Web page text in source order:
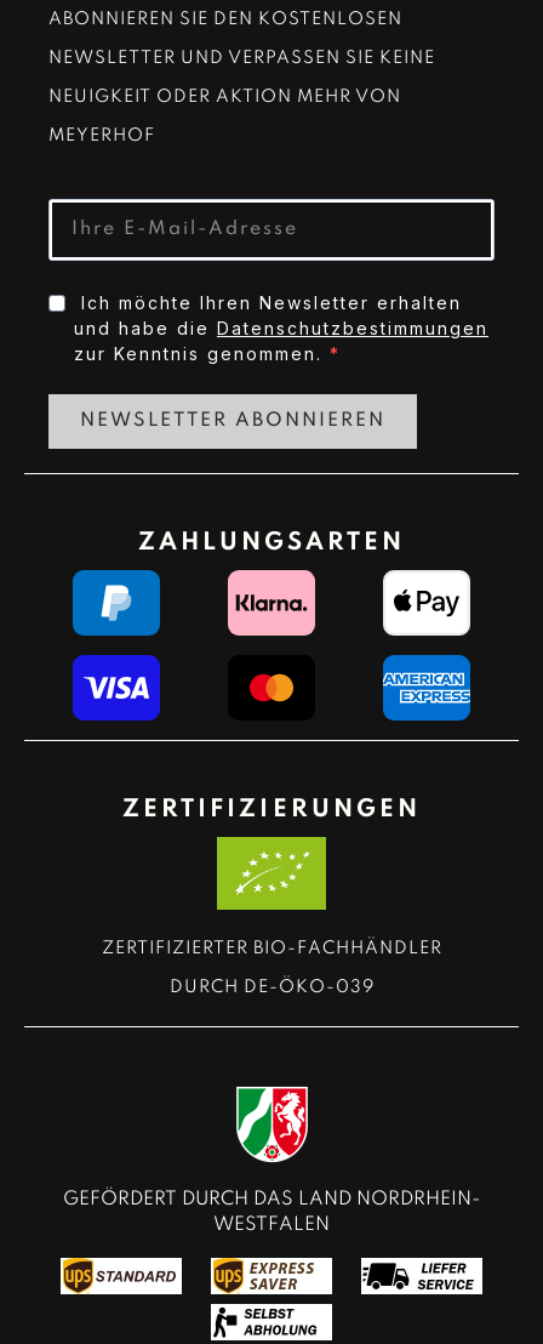
ABONNIEREN SIE DEN KOSTENLOSEN
NEWSLETTER UND VERPASSEN SIE KEINE
NEUIGKEIT ODER AKTION MEHR VON
MEYERHOF
Ich möchte Ihren Newsletter erhalten
und habe die Datenschutzbestimmungen
zur Kenntnis genommen.
NEWSLETTER ABONNIEREN
ZAHLUNGSARTEN
ZERTIFIZIERUNGEN
ZERTIFIZIERTER BIO-FACHHÄNDLER
DURCH DE-ÖKO-039
GEFÖRDERT DURCH DAS LAND NORDRHEIN-
WESTFALEN